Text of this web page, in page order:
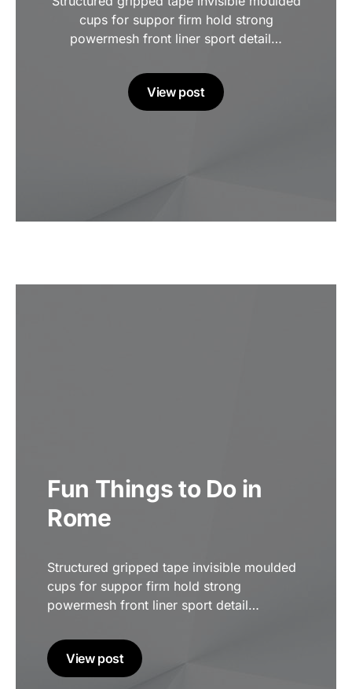
cups for suppor firm hold strong
powermesh front liner sport detail…
View post
Fun Things to Do in
Rome
Structured gripped tape invisible moulded
cups for suppor firm hold strong
powermesh front liner sport detail…
View post